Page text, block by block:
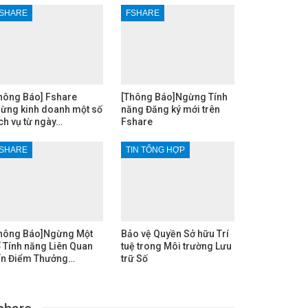
Báo] Fshare
kinh doanh một số
vụ từ ngày…
FSHARE
[Thông Báo]Ngừng Tính
năng Đăng ký mới trên
Fshare
Báo]Ngừng Một
Tính năng Liên Quan
Điểm Thưởng…
TIN TỔNG HỢP
Bảo vệ Quyền Sở hữu Trí
tuệ trong Môi trường Lưu
trữ Số